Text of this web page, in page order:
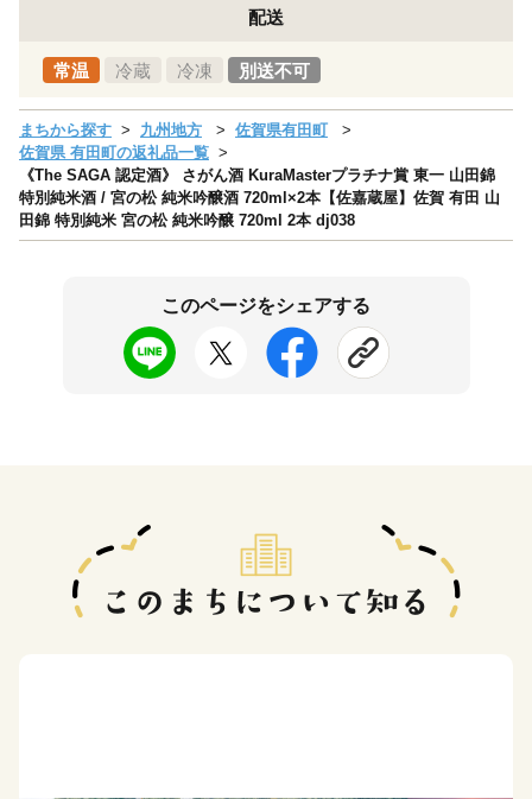
配送
常温 冷蔵 冷凍 別送不可
まちから探す 九州地方
佐賀県有田町
佐賀県 有田町の返礼品一覧
《The SAGA 認定酒》 さがん酒 KuraMasterプラチナ賞 東一 山田錦
特別純米酒 / 宮の松 純米吟醸酒 720ml×2本【佐嘉蔵屋】佐賀 有田 山
田錦 特別純米 宮の松 純米吟醸 720ml 2本 dj038
このページをシェアする